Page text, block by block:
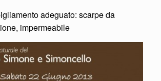
adeguato: scarpe da
impermeabile